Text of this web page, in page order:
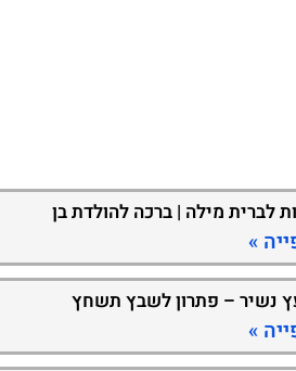
לברית מילה | ברכה להולדת בן
»
נשיר – פתרון לשבץ תשחץ
»